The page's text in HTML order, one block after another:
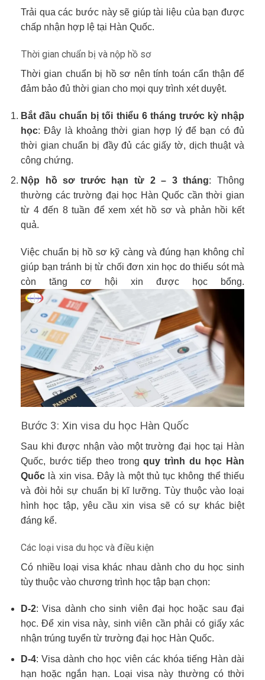
Trải qua các bước này sẽ giúp tài liệu của bạn được
chấp nhận hợp lệ tại Hàn Quốc.
Thời gian chuẩn bị và nộp hồ sơ
Thời gian chuẩn bị hồ sơ nên tính toán cẩn thận để
đảm bảo đủ thời gian cho mọi quy trình xét duyệt.
Bắt đầu chuẩn bị tối thiểu 6 tháng trước kỳ nhập
học: Đây là khoảng thời gian hợp lý để bạn có đủ
thời gian chuẩn bị đầy đủ các giấy tờ, dịch thuật và
công chứng.
Nộp hồ sơ trước hạn từ 2 – 3 tháng: Thông
thường các trường đại học Hàn Quốc cần thời gian
từ 4 đến 8 tuần để xem xét hồ sơ và phản hồi kết
quả.
Việc chuẩn bị hồ sơ kỹ càng và đúng hạn không chỉ
giúp bạn tránh bị từ chối đơn xin học do thiếu sót mà
còn tăng cơ hội xin được học bổng.
Bước 3: Xin visa du học Hàn Quốc
Sau khi được nhận vào một trường đại học tại Hàn
Quốc, bước tiếp theo trongquy trình du học Hàn
Quốc là xin visa. Đây là một thủ tục không thể thiếu
và đòi hỏi sự chuẩn bị kĩ lưỡng. Tùy thuộc vào loại
hình học tập, yêu cầu xin visa sẽ có sự khác biệt
đáng kể.
Các loại visa du học và điều kiện
Có nhiều loại visa khác nhau dành cho du học sinh
tùy thuộc vào chương trình học tập bạn chọn:
D-2: Visa dành cho sinh viên đại học hoặc sau đại
học. Để xin visa này, sinh viên cần phải có giấy xác
nhận trúng tuyển từ trường đại học Hàn Quốc.
D-4: Visa dành cho học viên các khóa tiếng Hàn dài
hạn hoặc ngắn hạn. Loại visa này thường có thời